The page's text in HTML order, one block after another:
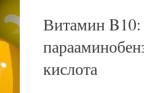
Витамин B10:
кислота